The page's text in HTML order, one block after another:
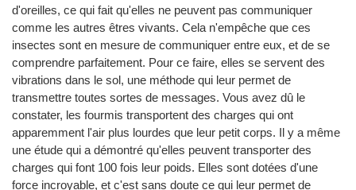
d'oreilles, ce qui fait qu'elles ne peuvent pas communiquer
comme les autres êtres vivants. Cela n'empêche que ces
insectes sont en mesure de communiquer entre eux, et de se
comprendre parfaitement. Pour ce faire, elles se servent des
vibrations dans le sol, une méthode qui leur permet de
transmettre toutes sortes de messages. Vous avez dû le
constater, les fourmis transportent des charges qui ont
apparemment l'air plus lourdes que leur petit corps. Il y a même
une étude qui a démontré qu'elles peuvent transporter des
charges qui font 100 fois leur poids. Elles sont dotées d'une
force incroyable, et c'est sans doute ce qui leur permet de